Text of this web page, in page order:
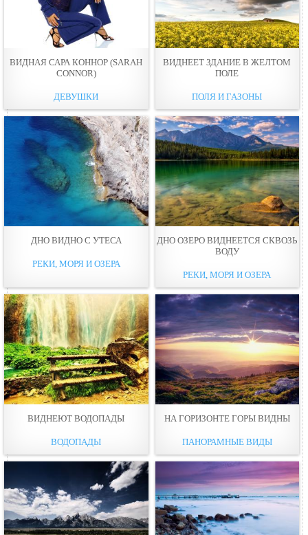
ВИДНАЯ САРА КОННОР (SARAH
CONNOR)
ДЕВУШКИ
ВИДНЕЕТ ЗДАНИЕ В ЖЕЛТОМ
ПОЛЕ
ПОЛЯ И ГАЗОНЫ
ДНО ВИДНО С УТЕСА
РЕКИ, МОРЯ И ОЗЕРА
ДНО ОЗЕРО ВИДНЕЕТСЯ СКВОЗЬ
ВОДУ
РЕКИ, МОРЯ И ОЗЕРА
ВИДНЕЮТ ВОДOПАДЫ
ВОДОПАДЫ
НА ГОРИЗОНТЕ ГОРЫ ВИДНЫ
ПАНОРАМНЫЕ ВИДЫ